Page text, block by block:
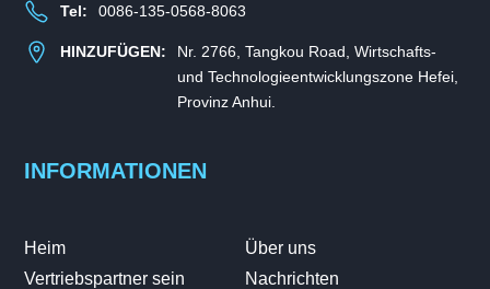
Tel: 0086-135-0568-8063
HINZUFÜGEN:
Nr. 2766, Tangkou Road, Wirtschafts-
und Technologieentwicklungszone Hefei,
Provinz Anhui.
INFORMATIONEN
Heim
Über uns
Vertriebspartner sein
Nachrichten